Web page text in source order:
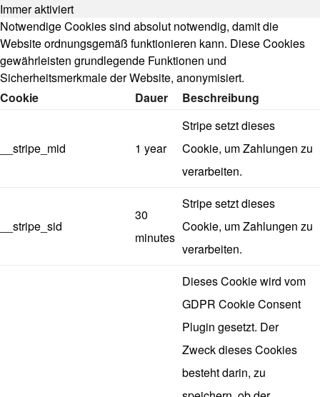
Immer aktiviert
Notwendige Cookies sind absolut notwendig, damit die
Website ordnungsgemäß funktionieren kann. Diese Cookies
gewährleisten grundlegende Funktionen und
Sicherheitsmerkmale der Website, anonymisiert.
Cookie
Dauer Beschreibung
__stripe_mid 1 year
Stripe setzt dieses
Cookie, um Zahlungen zu
verarbeiten.
__stripe_sid
30
minutes
Stripe setzt dieses
Cookie, um Zahlungen zu
verarbeiten.
Dieses Cookie wird vom
GDPR Cookie Consent
Plugin gesetzt. Der
Zweck dieses Cookies
besteht darin, zu